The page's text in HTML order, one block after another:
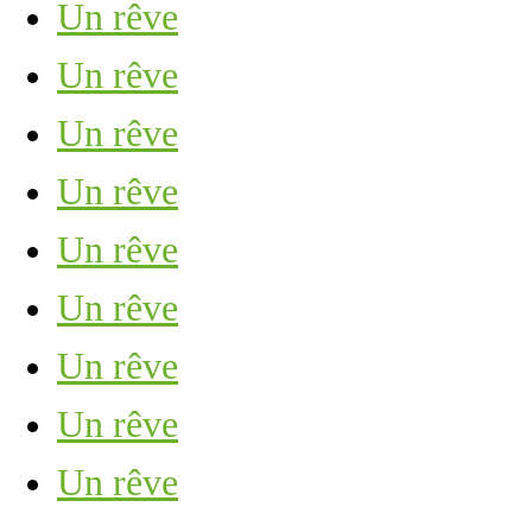
Un rêve
Un rêve
Un rêve
Un rêve
Un rêve
Un rêve
Un rêve
Un rêve
Un rêve